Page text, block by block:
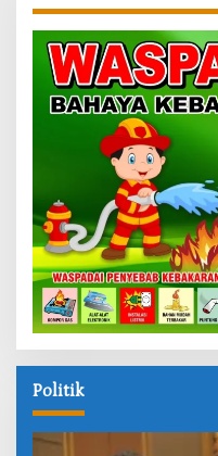
Politik